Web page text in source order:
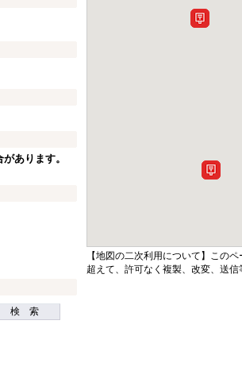
あります。
検 索
【地図の二次利用について】この
超えて、許可なく複製、改変、送